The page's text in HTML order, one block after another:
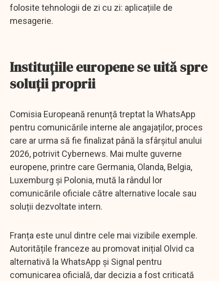
folosite tehnologii de zi cu zi: aplicațiile de
mesagerie.
Instituțiile europene se uită spre
soluții proprii
Comisia Europeană renunță treptat la WhatsApp
pentru comunicările interne ale angajaților, proces
care ar urma să fie finalizat până la sfârșitul anului
2026, potrivit Cybernews. Mai multe guverne
europene, printre care Germania, Olanda, Belgia,
Luxemburg și Polonia, mută la rândul lor
comunicările oficiale către alternative locale sau
soluții dezvoltate intern.
Franța este unul dintre cele mai vizibile exemple.
Autoritățile franceze au promovat inițial Olvid ca
alternativă la WhatsApp și Signal pentru
comunicarea oficială, dar decizia a fost criticată